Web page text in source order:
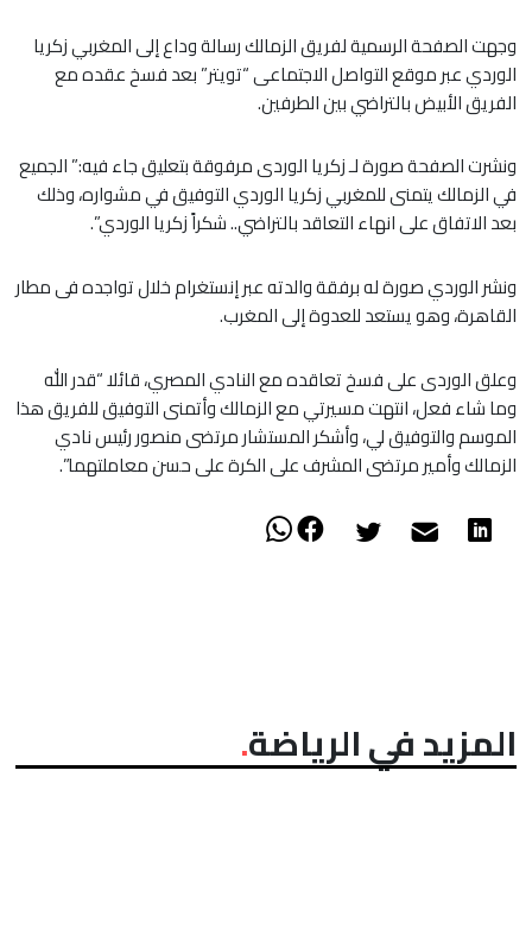
وجهت الصفحة الرسمية لفريق الزمالك رسالة وداع إلى المغربي زكريا
الوردي عبر موقع التواصل الاجتماعى “تويتر” بعد فسخ عقده مع
الفريق الأبيض بالتراضي بين الطرفين.
ونشرت الصفحة صورة لـ زكريا الوردى مرفوقة بتعليق جاء فيه:” الجميع
في الزمالك يتمنى للمغربي زكريا الوردي التوفيق في مشواره، وذلك
بعد الاتفاق على انهاء التعاقد بالتراضي.. شكراً زكريا الوردي”.
ونشر الوردي صورة له برفقة والدته عبر إنستغرام خلال تواجده فى مطار
القاهرة، وهو يستعد للعدوة إلى المغرب.
وعلق الوردى على فسخ تعاقده مع النادي المصري، قائلا “قدر الله
وما شاء فعل، انتهت مسيرتي مع الزمالك وأتمنى التوفيق للفريق هذا
الموسم والتوفيق لي، وأشكر المستشار مرتضى منصور رئيس نادي
الزمالك وأمير مرتضى المشرف على الكرة على حسن معاملتهما”.
المزيد في الرياضة